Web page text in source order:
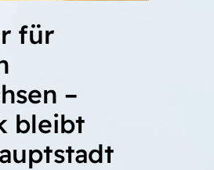
für
–
bleibt